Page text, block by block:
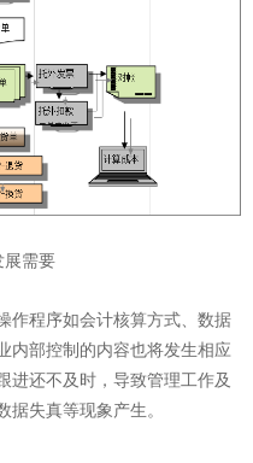
需要
程序如会计核算方式、数据
内部控制的内容也将发生相应
进还不及时，导致管理工作及
失真等现象产生。